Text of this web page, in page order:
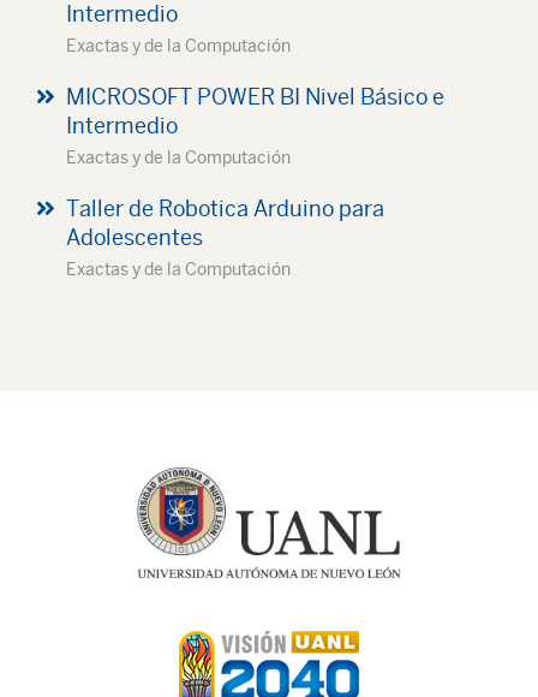
Intermedio
Exactas y de la Computación
MICROSOFT POWER BI Nivel Básico e
Intermedio
Exactas y de la Computación
Taller de Robotica Arduino para
Adolescentes
Exactas y de la Computación